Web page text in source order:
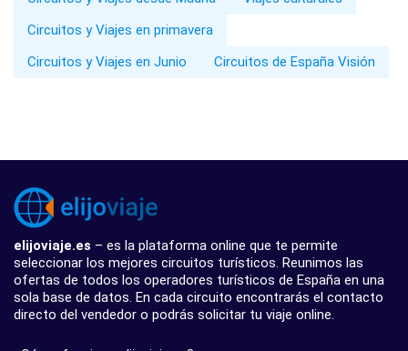
Circuitos y Viajes en primavera
Circuitos y Viajes en Junio
Circuitos de España Visión
elijoviaje.es – es la plataforma online que te permite
seleccionar los mejores circuitos turísticos. Reunimos las
ofertas de todos los operadores turísticos de España en una
sola base de datos. En cada circuito encontrarás el contacto
directo del vendedor o podrás solicitar tu viaje online.